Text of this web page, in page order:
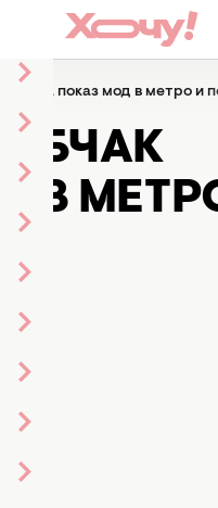
на показ мод в метро и
В